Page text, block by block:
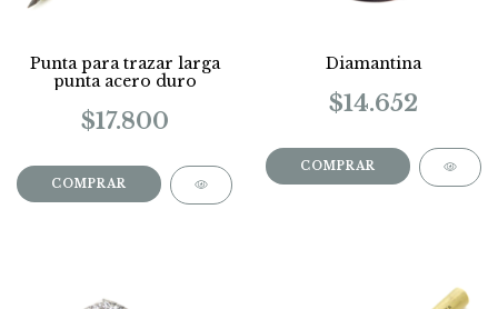
Punta para trazar larga
punta acero duro
$17.800
Diamantina
$14.652